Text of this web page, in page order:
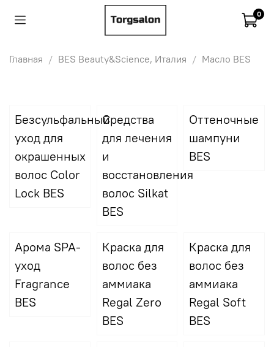
0
Главная BES Beauty&Science, Италия Масло BES
Безсульфальный
уход для
окрашенных
волос Color
Lock BES
Средства
для лечения
и
восстановления
волос Silkat
BES
Оттеночные
шампуни
BES
Арома SPA-
уход
Fragrance
BES
Краска для
волос без
аммиака
Regal Zero
BES
Краска для
волос без
аммиака
Regal Soft
BES